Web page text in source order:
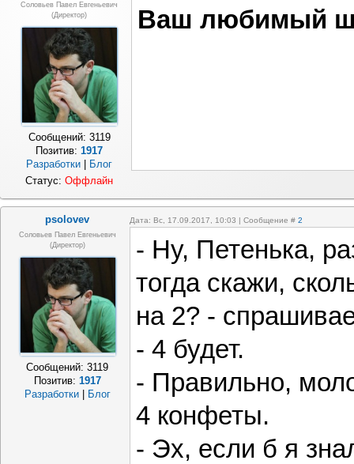
Соловьев Павел Евгеньевич
(Директор)
Сообщений: 3119
Позитив:1917
Разработки
Блог
Ваш любимый
Статус:Оффлайн
psolovev Дата: Вс, 17.09.2017, 10:03 | Сообщение # 2
Соловьев Павел Евгеньевич
(Директор)
Сообщений:3119
Позитив: 1917
Разработки
Блог
- Ну, Петенька,
тогда скажи,
на 2? -
- 4 будет.
- Правильно,
4 конфеты.
- Эх, если б я